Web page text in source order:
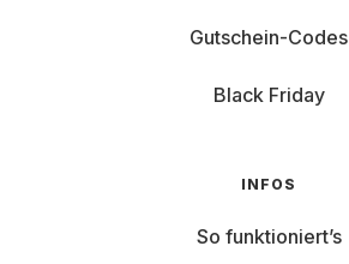
Gutschein-Codes
Black Friday
INFOS
So funktioniert’s